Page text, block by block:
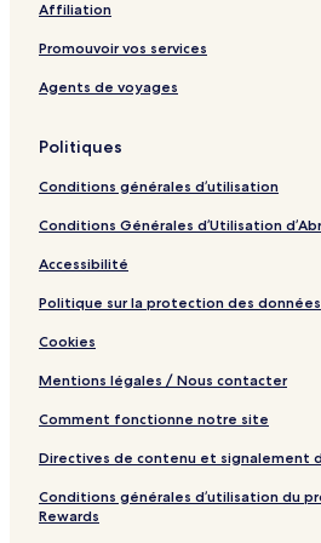
d
n
e
y
y
n
d
C
a
t
i
s
-
F
r
e
P
c
l
u
s
e
o
u
t
i
u
R
s
o
r
t
u
p
l
e
n
y
Affiliation
Promouvoir vos services
Agents de voyages
Politiques
Conditions générales d’utilisation
Conditions Générales d’Utilisation
Accessibilité
Politique sur la protection des données
Cookies
Mentions légales / Nous contacter
Comment fonctionne notre site
Directives de contenu et signalement
Conditions générales d’utilisation du
Rewards